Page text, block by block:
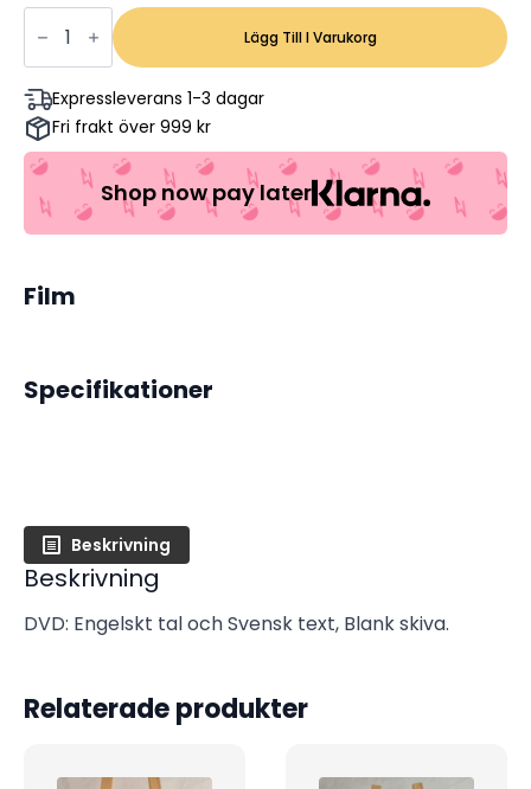
Drive
Ryan
Gosling,
Albert
Brooks,
Bryan
Cranston
(Begagnad)
mängd
Lägg Till I Varukorg
Expressleverans 1-3 dagar
Fri frakt över 999 kr
Shop now pay later
Film
Specifikationer
Beskrivning
Beskrivning
DVD: Engelskt tal och Svensk text, Blank skiva.
Relaterade produkter